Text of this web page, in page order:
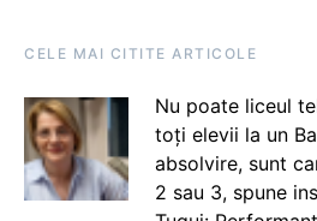
CELE MAI CITITE ARTICOLE
Nu poate liceul
toți elevii la un
absolvire, sunt
2 sau 3, spune